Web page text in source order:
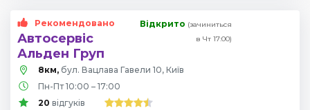
Рекомендовано
Автосервіс
Альден Груп
Відкрито (зачиниться
в Чт 17:00)
8км, бул. Вацлава Гавели 10, Київ
Пн-Пт 10:00 – 17:00
20 відгуків